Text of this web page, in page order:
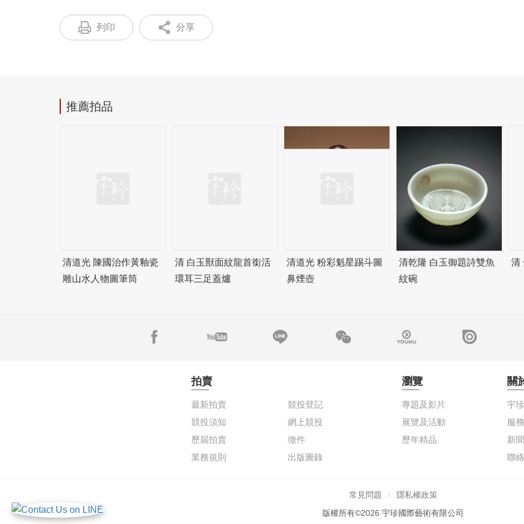
列印 分享
推薦拍品
清道光 陳國治作黃釉瓷
雕山水人物圖筆筒
清 白玉獸面紋龍首銜活
環耳三足蓋爐
清道光 粉彩魁星踢斗圖
鼻煙壺
清乾隆 白玉御題詩雙魚
紋碗
清
拍賣
最新拍賣
競投登記
競投須知
網上競投
歷屆拍賣
徵件
業務規則
出版圖錄
瀏覽
專題及影片
展覽及活動
歷年精品
關
宇
服
新
聯
常見問題
隱私權政策
版權所有©2026 宇珍國際藝術有限公司